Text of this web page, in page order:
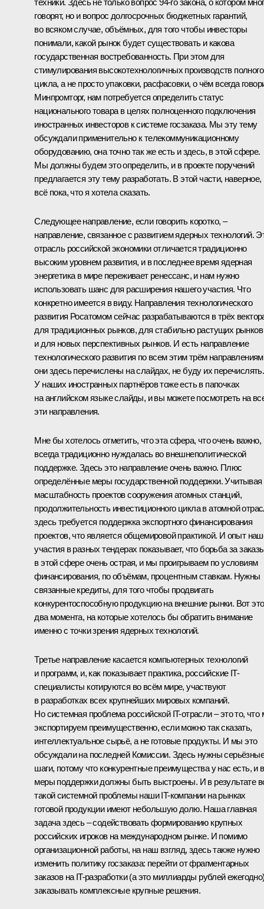
техники. Здесь не только вопрос 94-го закона, о котором
говорят, но и вопрос долгосрочных бюджетных гарантий,
во всяком случае, объёмных, для того чтобы инвесторы
понимали, какой рынок будет существовать и какова
государственная востребованность. При этом для
стимулирования высокотехнологичных производств полного
цикла, а не просто упаковки, расфасовки, о чём всегда
Минпромторг, нам потребуется определить статус
национального товара в целях полноценного подключения
иностранных инвесторов к системе госзаказа. Мы эту тему
обсуждали применительно к телекоммуникационному
оборудованию, она точно так же есть и здесь, в этой сфере.
Мы должны будем это определить, и в проекте поручений
предлагается эту тему разработать. В этой части, наверное,
всё пока, что я хотела сказать.
Следующее направление, если говорить коротко, –
направление, связанное с развитием ядерных технологий.
отрасль российской экономики отличается традиционно
высоким уровнем развития, и в последнее время ядерная
энергетика в мире переживает ренессанс, и нам нужно
использовать шанс для расширения нашего участия. Что
конкретно имеется в виду. Направления технологического
развития Росатомом сейчас разрабатываются в трёх
для традиционных рынков, для стабильно растущих рынков
и для новых перспективных рынков. И есть направление
технологического развития по всем этим трём
они здесь перечислены на слайдах, не буду их перечислять.
У наших иностранных партнёров тоже есть в папочках
на английском языке слайды, и вы можете посмотреть на
эти направления.
Мне бы хотелось отметить, что эта сфера, что очень важно,
всегда традиционно нуждалась во внешнеполитической
поддержке. Здесь это направление очень важно. Плюс
определённые меры государственной поддержки. Учитывая
масштабность проектов сооружения атомных станций,
продолжительность инвестиционного цикла в атомной
здесь требуется поддержка экспортного финансирования
проектов, что является общемировой практикой. И опыт
участия в разных тендерах показывает, что борьба за
в этой сфере очень острая, и мы проигрываем по условиям
финансирования, по объёмам, процентным ставкам. Нужны
связанные кредиты, для того чтобы продвигать
конкурентоспособную продукцию на внешние рынки. Вот это
два момента, на которые хотелось бы обратить внимание
именно с точки зрения ядерных технологий.
Третье направление касается компьютерных технологий
и программ, и, как показывает практика, российские IT-
специалисты котируются во всём мире, участвуют
в разработках всех крупнейших мировых компаний.
Но системная проблема российской IT-отрасли – это то, что
экспортируем преимущественно, если можно так сказать,
интеллектуальное сырьё, а не готовые продукты. И мы это
обсуждали на последней Комиссии. Здесь нужны серьёзные
шаги, потому что конкурентные преимущества у нас есть, и
меры поддержки должны быть выстроены. И в результате
такой системной проблемы наши IT-компании на рынках
готовой продукции имеют небольшую долю. Наша главная
задача здесь – содействовать формированию крупных
российских игроков на международном рынке. И помимо
организационной работы, на наш взгляд, здесь также нужно
изменить политику госзаказа: перейти от фрагментарных
заказов на IT-разработки (а это миллиарды рублей
заказывать комплексные крупные решения.